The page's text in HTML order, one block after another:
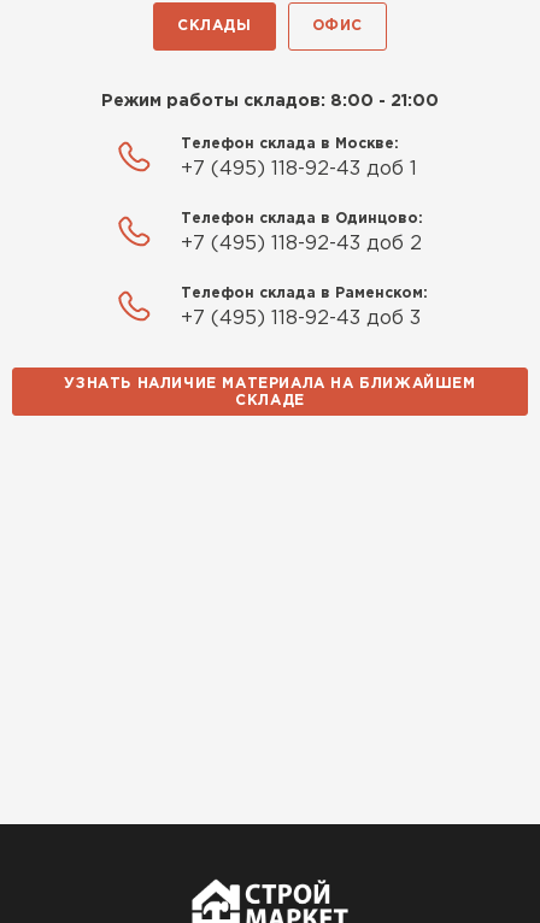
СКЛАДЫ ОФИС
Режим работы складов: 8:00 - 21:00
Телефон склада в Москве:
+7 (495) 118-92-43 доб 1
Телефон склада в Одинцово:
+7 (495) 118-92-43 доб 2
Телефон склада в Раменском:
+7 (495) 118-92-43 доб 3
УЗНАТЬ НАЛИЧИЕ МАТЕРИАЛА НА БЛИЖАЙШЕМ
СКЛАДЕ